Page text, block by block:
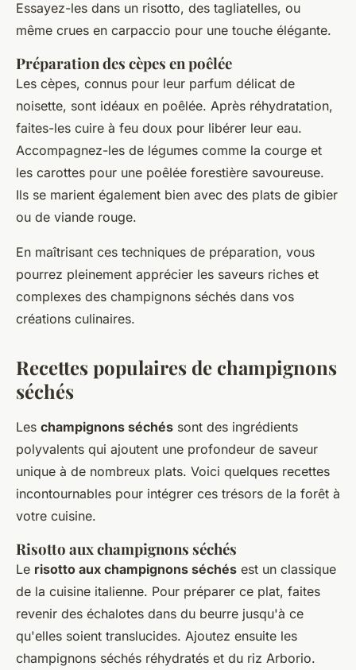
Essayez-les dans un risotto, des tagliatelles, ou
même crues en carpaccio pour une touche élégante.
Préparation des cèpes en poêlée
Les cèpes, connus pour leur parfum délicat de
noisette, sont idéaux en poêlée. Après réhydratation,
faites-les cuire à feu doux pour libérer leur eau.
Accompagnez-les de légumes comme la courge et
les carottes pour une poêlée forestière savoureuse.
Ils se marient également bien avec des plats de gibier
ou de viande rouge.
En maîtrisant ces techniques de préparation, vous
pourrez pleinement apprécier les saveurs riches et
complexes des champignons séchés dans vos
créations culinaires.
Recettes populaires de champignons
séchés
Les champignons séchés sont des ingrédients
polyvalents qui ajoutent une profondeur de saveur
unique à de nombreux plats. Voici quelques recettes
incontournables pour intégrer ces trésors de la forêt à
votre cuisine.
Risotto aux champignons séchés
Le risotto aux champignons séchés est un classique
de la cuisine italienne. Pour préparer ce plat, faites
revenir des échalotes dans du beurre jusqu'à ce
qu'elles soient translucides. Ajoutez ensuite les
champignons séchés réhydratés et du riz Arborio.